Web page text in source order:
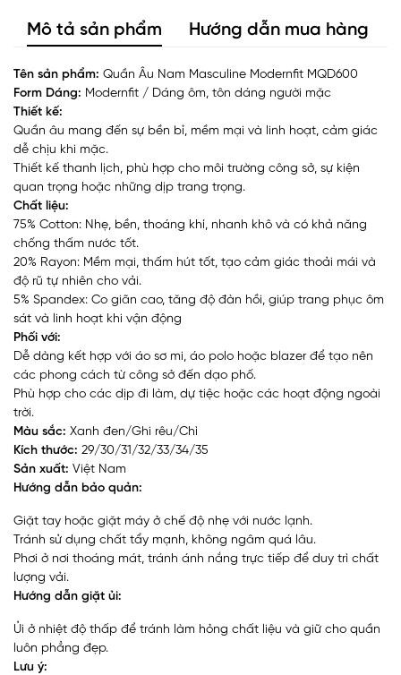
Mô tả sản phẩm Hướng dẫn mua hàng
Tên sản phẩm: Quần Âu Nam Masculine Modernfit MQD600
Form Dáng: Modernfit / Dáng ôm, tôn dáng người mặc
Thiết kế:
Quần âu mang đến sự bền bỉ, mềm mại và linh hoạt, cảm giác
dễ chịu khi mặc.
Thiết kế thanh lịch, phù hợp cho môi trường công sở, sự kiện
quan trọng hoặc những dịp trang trọng.
Chất liệu:
75% Cotton: Nhẹ, bền, thoáng khí, nhanh khô và có khả năng
chống thấm nước tốt.
20% Rayon: Mềm mại, thấm hút tốt, tạo cảm giác thoải mái và
độ rũ tự nhiên cho vải.
5% Spandex: Co giãn cao, tăng độ đàn hồi, giúp trang phục ôm
sát và linh hoạt khi vận động
Phối với:
Dễ dàng kết hợp với áo sơ mi, áo polo hoặc blazer để tạo nên
các phong cách từ công sở đến dạo phố.
Phù hợp cho các dịp đi làm, dự tiệc hoặc các hoạt động ngoài
trời.
Màu sắc: Xanh đen/Ghi rêu/Chì
Kích thước: 29/30/31/32/33/34/35
Sản xuất: Việt Nam
Hướng dẫn bảo quản:
Giặt tay hoặc giặt máy ở chế độ nhẹ với nước lạnh.
Tránh sử dụng chất tẩy mạnh, không ngâm quá lâu.
Phơi ở nơi thoáng mát, tránh ánh nắng trực tiếp để duy trì chất
lượng vải.
Hướng dẫn giặt ủi:
Ủi ở nhiệt độ thấp để tránh làm hỏng chất liệu và giữ cho quần
luôn phẳng đẹp.
Lưu ý: